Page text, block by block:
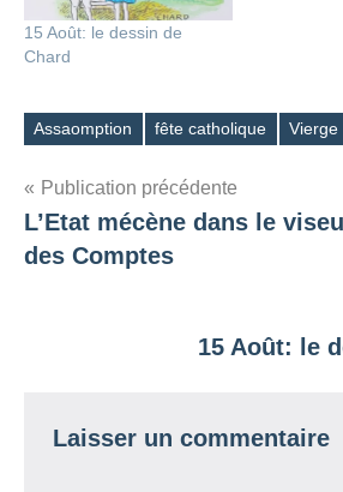
15 Août: le dessin de
Chard
Étiquettes
Assaomption fête catholique Vierge
Navigation
de
Publication précédente
L’Etat mécène dans le
des Comptes
15 Août: le
Laisser un commentaire